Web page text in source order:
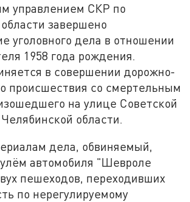
управлением СКР по
завершено
уголовного дела в отношении
1958 года рождения.
в совершении дорожно-
происшествия со смертельным
на улице Советской
области.
дела, обвиняемый,
автомобиля "Шевроле
пешеходов, переходивших
по нерегулируемому